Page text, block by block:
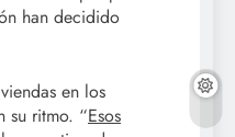
han decidido
en los
su ritmo. “Esos